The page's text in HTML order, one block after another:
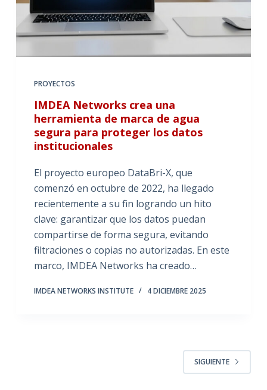
PROYECTOS
IMDEA Networks crea una
herramienta de marca de agua
segura para proteger los datos
institucionales
El proyecto europeo DataBri-X, que
comenzó en octubre de 2022, ha llegado
recientemente a su fin logrando un hito
clave: garantizar que los datos puedan
compartirse de forma segura, evitando
filtraciones o copias no autorizadas. En este
marco, IMDEA Networks ha creado…
IMDEA NETWORKS INSTITUTE 4 DICIEMBRE 2025
SIGUIENTE